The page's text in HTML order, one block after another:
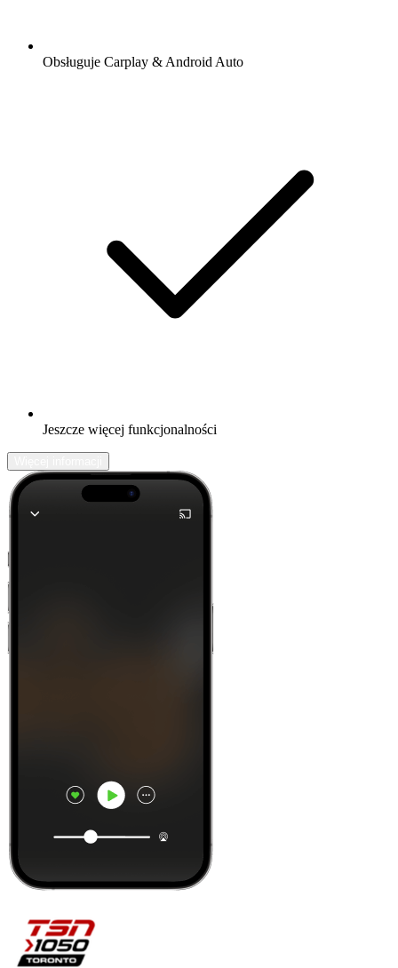
Obsługuje Carplay & Android Auto
Jeszcze więcej funkcjonalności